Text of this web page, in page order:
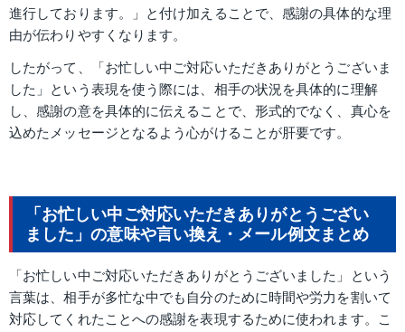
進行しております。」と付け加えることで、感謝の具体的な理
由が伝わりやすくなります。
したがって、「お忙しい中ご対応いただきありがとうございま
した」という表現を使う際には、相手の状況を具体的に理解
し、感謝の意を具体的に伝えることで、形式的でなく、真心を
込めたメッセージとなるよう心がけることが肝要です。
「お忙しい中ご対応いただきありがとうござい
ました」の意味や言い換え・メール例文まとめ
「お忙しい中ご対応いただきありがとうございました」という
言葉は、相手が多忙な中でも自分のために時間や労力を割いて
対応してくれたことへの感謝を表現するために使われます。こ